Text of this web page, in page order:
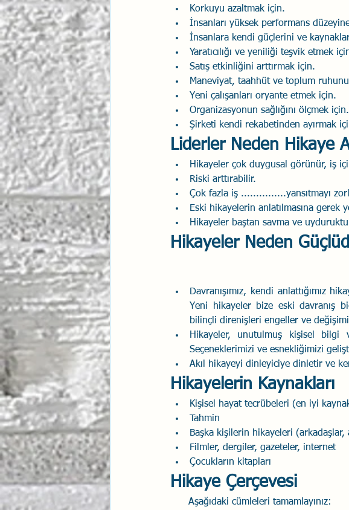
Korkuyu azaltmak için.
İnsanları yüksek performans
İnsanlara kendi güçlerini ve
Yaratıcılığı ve yeniliği teşvik etmek
Satış etkinliğini arttırmak için.
Maneviyat, taahhüt ve toplum
Yeni çalışanları oryante etmek için.
Organizasyonun sağlığını ölçmek için.
Şirketi kendi rekabetinden ayırmak
Liderler Neden Hikaye
Hikayeler çok duygusal görünür, iş
Riski arttırabilir.
Çok fazla iş ...............yansıtmayı
Eski hikayelerin anlatılmasına
Hikayeler baştan savma ve
Hikayeler Neden
Davranışımız, kendi anlattığımız
Yeni hikayeler bize eski davranış
bilinçli direnişleri engeller ve değişimi
Hikayeler, unutulmuş kişisel bilgi
Seçeneklerimizi ve esnekliğimizi
Akıl hikayeyi dinleyiciye dinletir ve
Hikayelerin Kaynakları
Kişisel hayat tecrübeleri (en iyi
Tahmin
Başka kişilerin hikayeleri
Filmler, dergiler, gazeteler, internet
Çocukların kitapları
Hikaye Çerçevesi
      Aşağıdaki cümleleri tamamlayınız: